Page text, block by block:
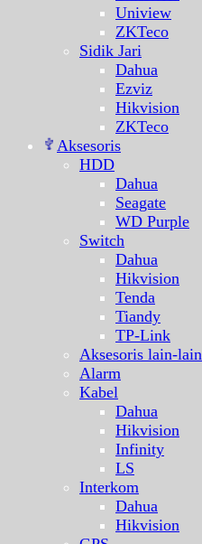
Uniview
ZKTeco
Sidik Jari
Dahua
Ezviz
Hikvision
ZKTeco
Aksesoris
HDD
Dahua
Seagate
WD Purple
Switch
Dahua
Hikvision
Tenda
Tiandy
TP-Link
Aksesoris lain-lain
Alarm
Kabel
Dahua
Hikvision
Infinity
LS
Interkom
Dahua
Hikvision